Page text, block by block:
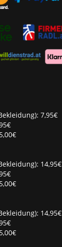
7,95€
14,95€
14,95€